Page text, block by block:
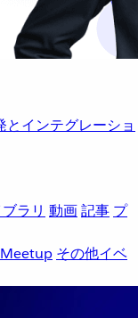
インテグレーショ
ラリ 動画記事 プ
その他イベ